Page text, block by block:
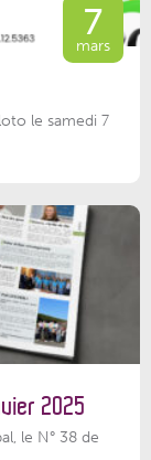
7
mars
le samedi 7
2025
le N° 38 de